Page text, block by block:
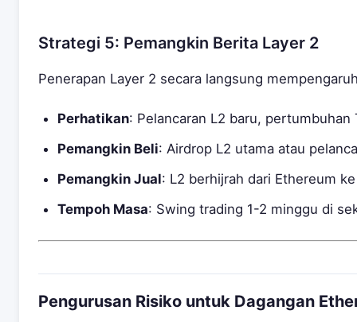
Strategi 5: Pemangkin Berita Layer 2
Penerapan Layer 2 secara langsung
Perhatikan: Pelancaran L2 baru,
Pemangkin Beli: Airdrop L2 utama atau
Pemangkin Jual: L2 berhijrah dari Ethereum
Tempoh Masa: Swing trading 1-2 minggu di
Pengurusan Risiko untuk Dagangan